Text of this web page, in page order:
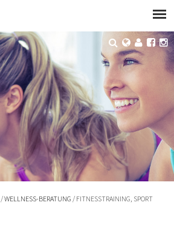
/WELLNESS-BERATUNG / FITNESSTRAINING, SPORT